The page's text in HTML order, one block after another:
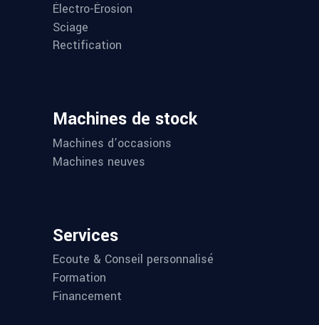
Électro-Érosion
Sciage
Rectification
Machines de stock
Machines d’occasions
Machines neuves
Services
Ecoute & Conseil personnalisé
Formation
Financement